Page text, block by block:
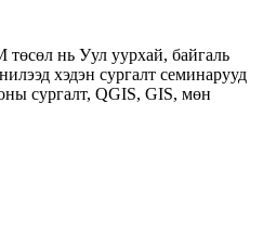
нь Уул уурхай, байгаль
хэдэн сургалт семинарууд
сургалт, QGIS, GIS, мөн